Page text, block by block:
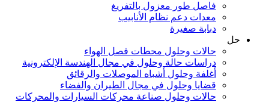
فاصل طور معزول بالتفريغ
معدات دعم نظام الأنابيب
دبابة صغيرة
حل
حالات وحلول محطات فصل الهواء
دراسات حالة وحلول في مجال الهندسة الإلكترونية
أغلفة وحلول أشباه الموصلات والرقائق
قضايا وحلول في مجال الطيران والفضاء
حالات وحلول صناعة محركات السيارات والمحركات